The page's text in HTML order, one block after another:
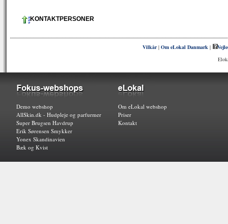
KONTAKTPERSONER
Vilkår|Om eLokal Danmark |
Demo webshop
AllSkin.dk - Hudpleje og parfurmer
Super Brugsen Havdrup
Erik Sørensen Smykker
Yonex Skandinavien
Bæk og Kvist
Om eLokal webshop
Priser
Kontakt